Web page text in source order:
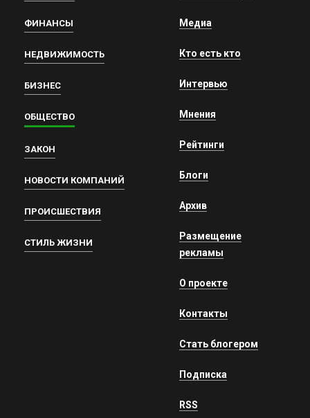
ФИНАНСЫ
НЕДВИЖИМОСТЬ
БИЗНЕС
ОБЩЕСТВО
ЗАКОН
НОВОСТИ КОМПАНИЙ
ПРОИСШЕСТВИЯ
СТИЛЬ ЖИЗНИ
Медиа
Кто есть кто
Интервью
Мнения
Рейтинги
Блоги
Архив
Размещение
рекламы
О проекте
Контакты
Стать блогером
Подписка
RSS